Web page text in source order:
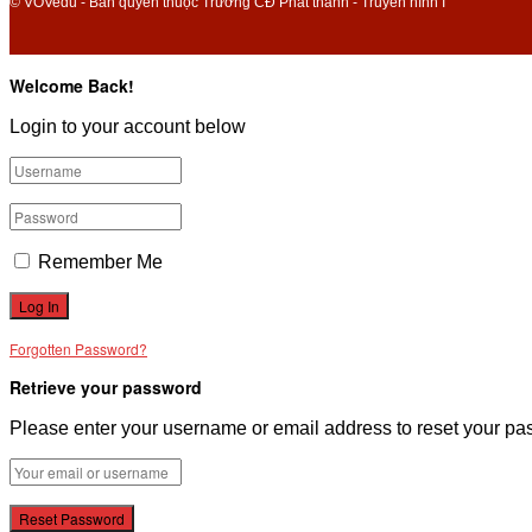
Welcome Back!
Login to your account below
Remember Me
Forgotten Password?
Retrieve your password
Please enter your username or email address to reset your